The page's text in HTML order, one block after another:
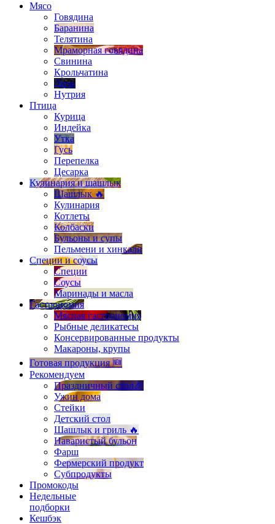
Мясо
Говядина
Баранина
Телятина
Мраморная говядина
Свинина
Крольчатина
Дичь
Нутрия
Птица
Курица
Индейка
Утка
Гусь
Перепелка
Цесарка
Кулинария и шашлык
Шашлык 🔥
Кулинария
Котлеты
Колбаски
Бульоны и супы
Пельмени и хинкали
Специи и соусы
Специи
Соусы
Маринады и масла
Гастрономия
Мясная гастрономия
Рыбные деликатесы
Консервированные продукты
Макароны, крупы
Готовая продукция 🆕
Рекомендуем
Праздничный стол🎉
Ужин дома
Стейки
Детский стол
Шашлык и гриль 🔥
Наваристый бульон
Фарш
Фермерский продукт
Субпродукты
Промокоды
Недельные
подборки
Кешбэк